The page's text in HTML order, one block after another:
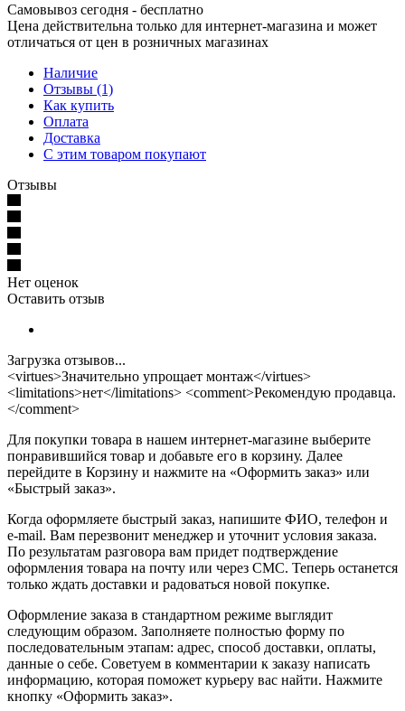
Самовывоз сегодня - бесплатно
Цена действительна только для интернет-магазина и может
отличаться от цен в розничных магазинах
Наличие
Отзывы (1)
Как купить
Оплата
Доставка
С этим товаром покупают
Отзывы
Нет оценок
Оставить отзыв
Загрузка отзывов...
<virtues>Значительно упрощает монтаж</virtues>
<limitations>нет</limitations> <comment>Рекомендую продавца.
</comment>
Для покупки товара в нашем интернет-магазине выберите
понравившийся товар и добавьте его в корзину. Далее
перейдите в Корзину и нажмите на «Оформить заказ» или
«Быстрый заказ».
Когда оформляете быстрый заказ, напишите ФИО, телефон и
e-mail. Вам перезвонит менеджер и уточнит условия заказа.
По результатам разговора вам придет подтверждение
оформления товара на почту или через СМС. Теперь останется
только ждать доставки и радоваться новой покупке.
Оформление заказа в стандартном режиме выглядит
следующим образом. Заполняете полностью форму по
последовательным этапам: адрес, способ доставки, оплаты,
данные о себе. Советуем в комментарии к заказу написать
информацию, которая поможет курьеру вас найти. Нажмите
кнопку «Оформить заказ».